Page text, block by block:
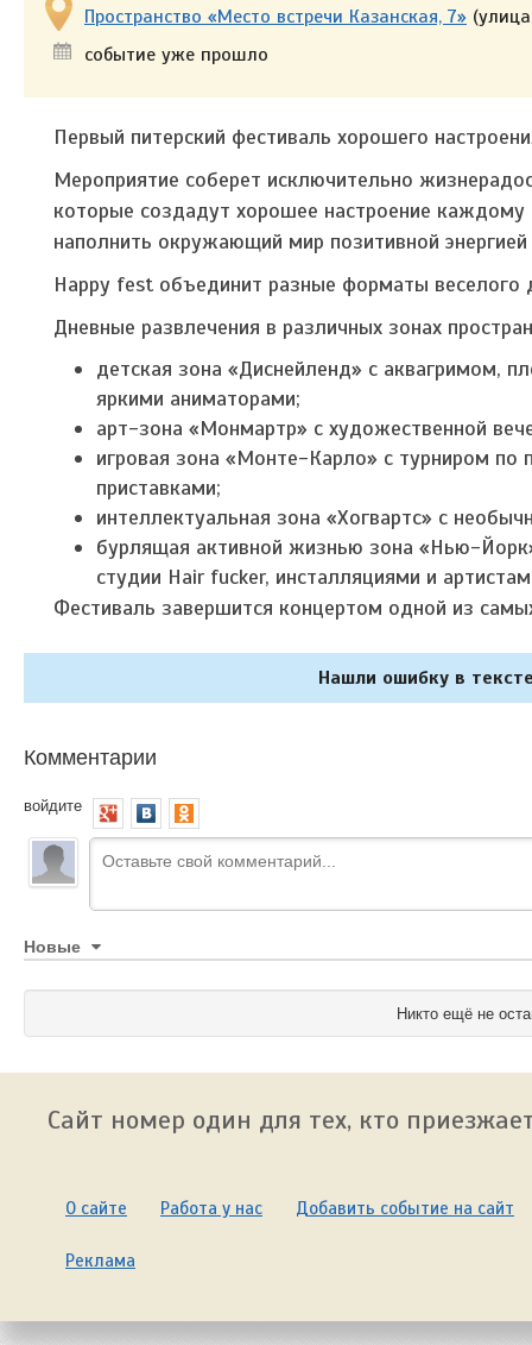
Пространство «Место встречи Казанская, 7»
событие уже прошло
Первый питерский фестиваль хорошего
Мероприятие соберет исключительно
которые создадут хорошее настроение каждому
наполнить окружающий мир позитивной
Happy fest объединит разные форматы веселого
Дневные развлечения в различных зонах
детская зона «Диснейленд» с аквагримом,
яркими аниматорами;
арт-зона «Монмартр» с художественной
игровая зона «Монте-Карло» с турниром по
приставками;
интеллектуальная зона «Хогвартс» с
бурлящая активной жизнью зона «Нью-
студии Hair fucker, инсталляциями и
Фестиваль завершится концертом одной из
Нашли ошибку в
Комментарии
войдите
Новые
Никто ещё не
Сайт номер один для тех, кто
О сайте Работа у нас Добавить событие на сайт
Реклама